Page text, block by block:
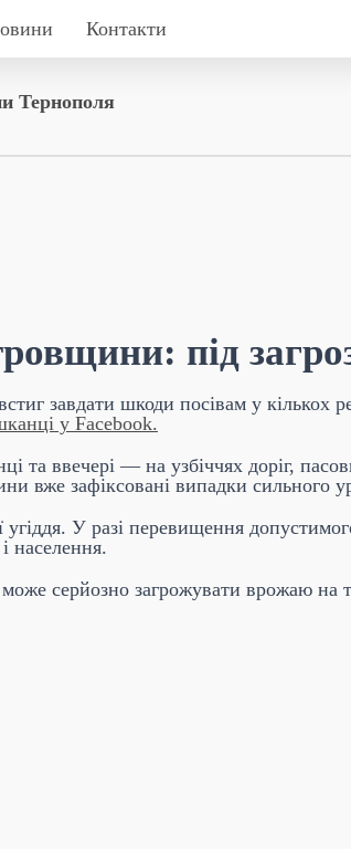
Контакти
Тернополя
під
завдати шкоди посівам у кількох
у Facebook.
та ввечері — на узбіччях доріг,
вже зафіксовані випадки сильного
У разі перевищення
населення.
серйозно загрожувати врожаю на